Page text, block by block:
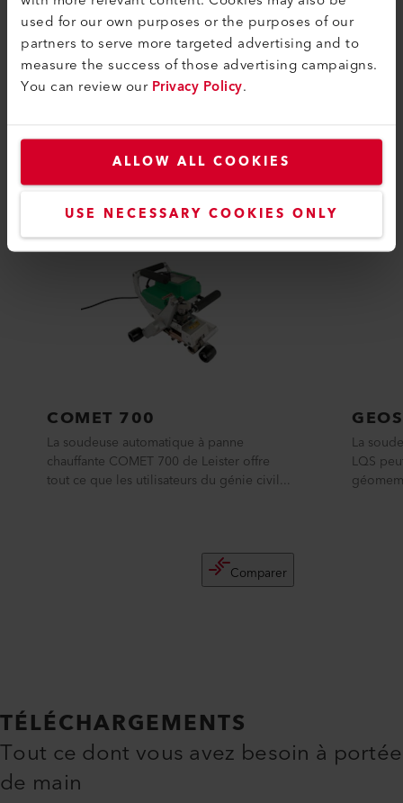
used for our own purposes or the purposes of our
partners to serve more targeted advertising and to
measure the success of those advertising campaigns.
You can review ourPrivacy Policy.
ALLOW ALL COOKIES
USE NECESSARY COOKIES ONLY
Le meilleur ou rien
COMET 700
La soudeuse automatique à panne
chauffante COMET 700 de Leister offre
tout ce que les utilisateurs du génie civil...
Comparer
La
LQS
TÉLÉCHARGEMENTS
Tout ce dont vous avez besoin à portée
de main